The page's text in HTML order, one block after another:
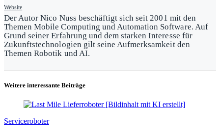
Website
Der Autor Nico Nuss beschäftigt sich seit 2001 mit den
Themen Mobile Computing und Automation Software. Auf
Grund seiner Erfahrung und dem starken Interesse für
Zukunftstechnologien gilt seine Aufmerksamkeit den
Themen Robotik und AI.
Weitere interessante Beiträge
Serviceroboter